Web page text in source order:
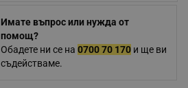
Имате въпрос или нужда от
помощ?
Обадете ни се на 0700 70 170и ще ви
съдействаме.